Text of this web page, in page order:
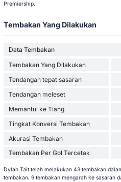
Premiership.
Tembakan Yang Dilakukan
Data Tembakan
Tembakan Yang Dilakukan
Tendangan tepat sasaran
Tendangan meleset
Memantul ke Tiang
Tingkat Konversi Tembakan
Akurasi Tembakan
Tembakan Per Gol Tercetak
Dylan Tait telah melakukan 43 tembakan
tembakan, 9 tembakan mengarah ke sasaran